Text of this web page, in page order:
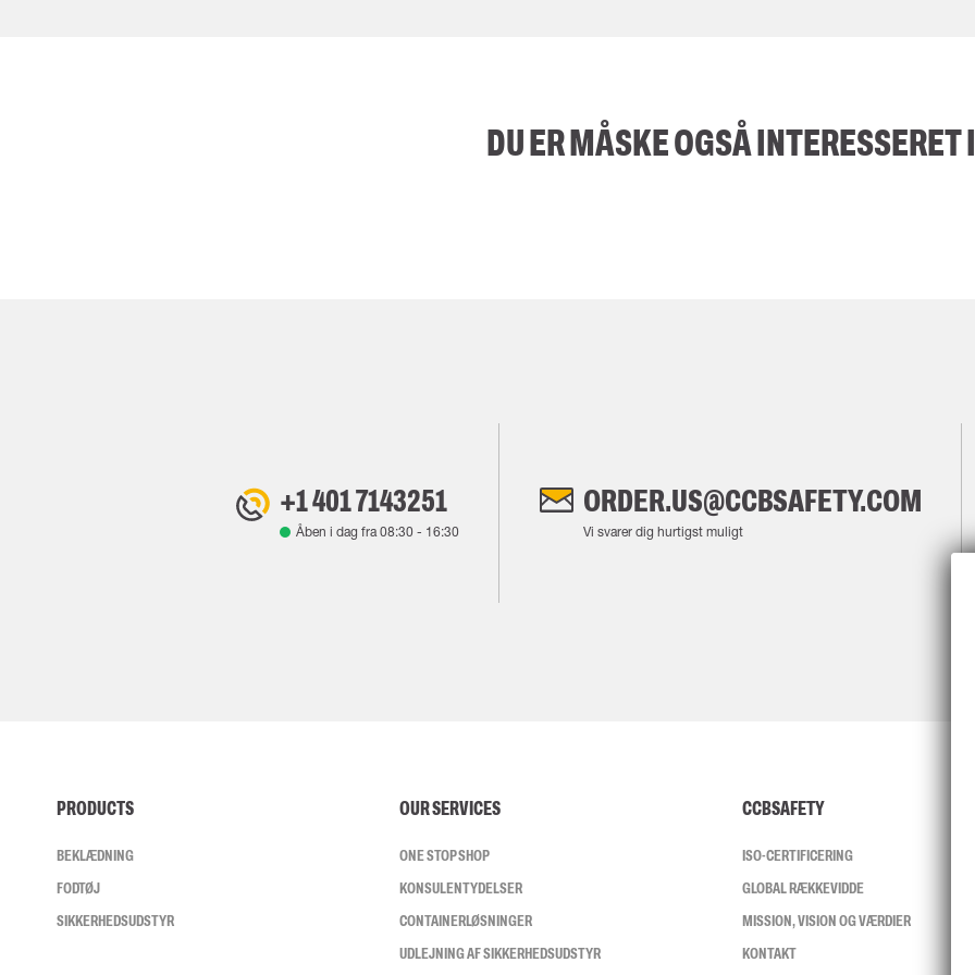
DU ER MÅSKE OGSÅ INTERESSERET I
+1 401 7143251
Åben i dag fra08:30 - 16:30
ORDER.US@CCBSAFETY.COM
Vi svarer dig hurtigst muligt
PRODUCTS
BEKLÆDNING
FODTØJ
SIKKERHEDSUDSTYR
OUR SERVICES
ONE STOP SHOP
KONSULENTYDELSER
CONTAINERLØSNINGER
UDLEJNING AF SIKKERHEDSUDSTYR
CCBSAFETY
ISO-CERTIFICERING
GLOBAL RÆKKEVIDDE
MISSION, VISION OG VÆRDIER
KONTAKT